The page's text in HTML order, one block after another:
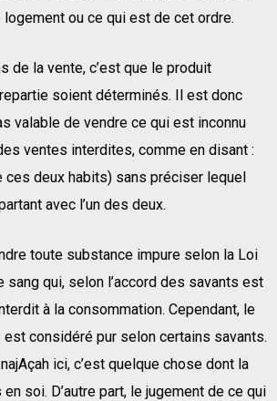
logement ou ce qui est de cet ordre.
de la vente, c’est que le produit
soient déterminés. Il est donc
valable de vendre ce qui est inconnu
ventes interdites, comme en disant :
ces deux habits) sans préciser lequel
avec l’un des deux.
toute substance impure selon la Loi
sang qui, selon l’accord des savants est
à la consommation. Cependant, le
considéré pur selon certains savants.
ici, c’est quelque chose dont la
soi. D’autre part, le jugement de ce qui